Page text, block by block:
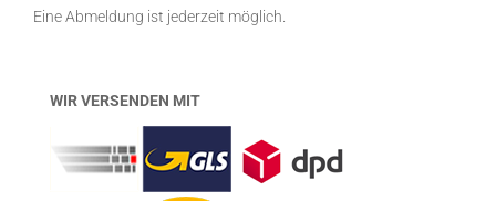
Eine Abmeldung ist jederzeit möglich.
WIR VERSENDEN MIT